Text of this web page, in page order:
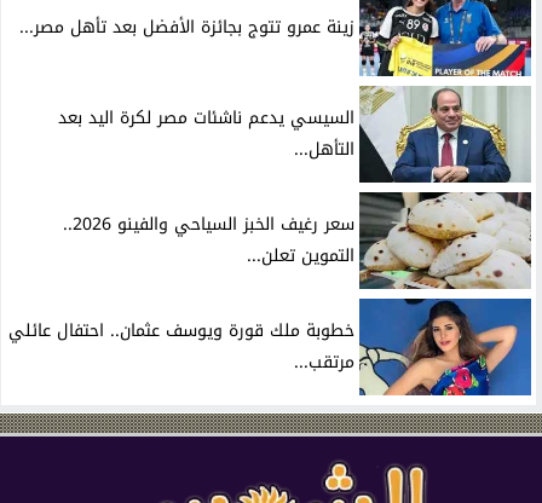
زينة عمرو تتوج بجائزة الأفضل بعد تأهل مصر...
السيسي يدعم ناشئات مصر لكرة اليد بعد
التأهل...
سعر رغيف الخبز السياحي والفينو 2026..
التموين تعلن...
خطوبة ملك قورة ويوسف عثمان.. احتفال عائلي
مرتقب...